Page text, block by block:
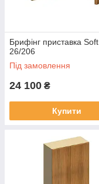
Брифінг приставка Soft
26/206
Під замовлення
24 100 ₴
Купити